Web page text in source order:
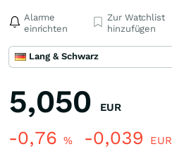
Alarme
einrichten
Zur Watchlist
hinzufügen
Lang & Schwarz
5,050 EUR
-0,76 % -0,039 EUR